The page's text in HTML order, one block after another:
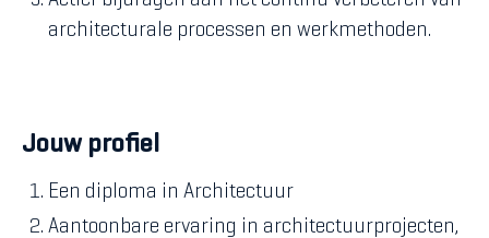
architecturale processen en werkmethoden.
Jouw profiel
Een diploma in Architectuur
Aantoonbare ervaring in architectuurprojecten,